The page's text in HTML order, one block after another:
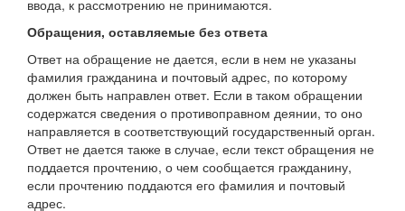
ввода, к рассмотрению не принимаются.
Обращения, оставляемые без ответа
Ответ на обращение не дается, если в нем не указаны
фамилия гражданина и почтовый адрес, по которому
должен быть направлен ответ. Если в таком обращении
содержатся сведения о противоправном деянии, то оно
направляется в соответствующий государственный орган.
Ответ не дается также в случае, если текст обращения не
поддается прочтению, о чем сообщается гражданину,
если прочтению поддаются его фамилия и почтовый
адрес.